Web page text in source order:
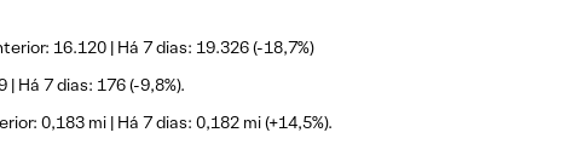
16.120 | Há 7 dias: 19.326 (-18,7%)
Há 7 dias: 176 (-9,8%).
0,183 mi | Há 7 dias: 0,182 mi (+14,5%).